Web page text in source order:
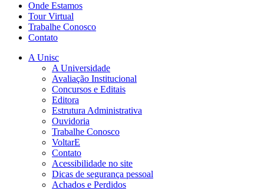
Onde Estamos
Tour Virtual
Trabalhe Conosco
Contato
A Unisc
A Universidade
Avaliação Institucional
Concursos e Editais
Editora
Estrutura Administrativa
Ouvidoria
Trabalhe Conosco
VoltarE
Contato
Acessibilidade no site
Dicas de segurança pessoal
Achados e Perdidos